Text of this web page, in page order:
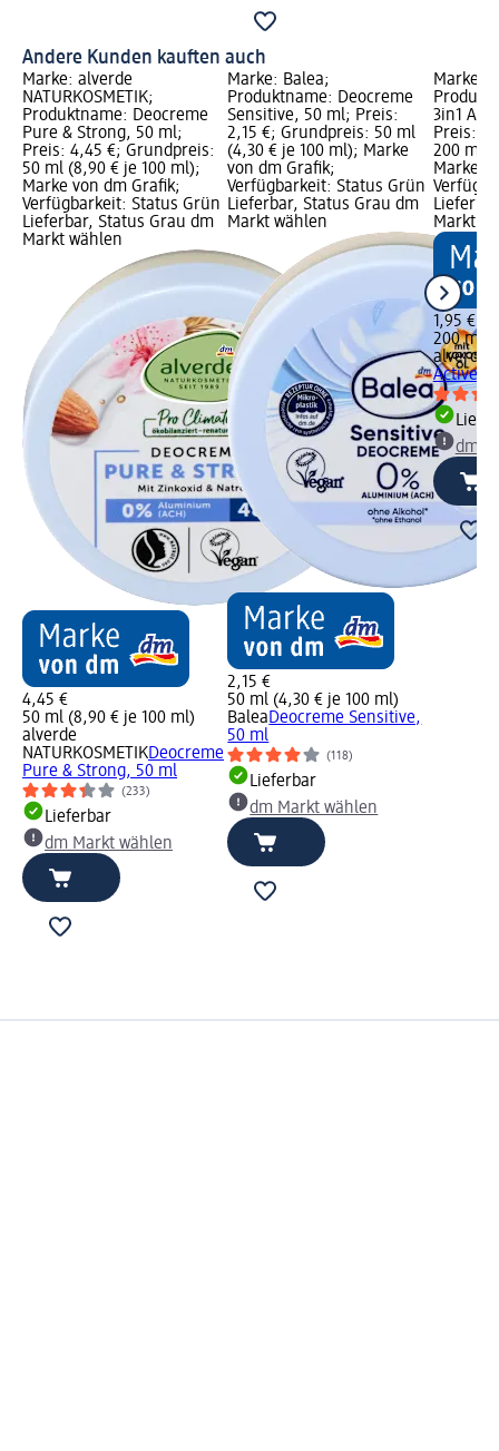
Andere Kunden kauften auch
Marke: alverde
NATURKOSMETIK;
Produktname: Deocreme
Pure & Strong, 50 ml;
Preis: 4,45 €; Grundpreis:
50 ml (8,90 € je 100 ml);
Marke von dm Grafik;
Verfügbarkeit: Status Grün
Lieferbar, Status Grau dm
Markt wählen
4,45 €
50 ml (8,90 € je 100 ml)
alverde
NATURKOSMETIKDeocreme
Pure & Strong, 50 ml
(233)
Lieferbar
dm Markt wählen
Marke: Balea;
Produktname: Deocreme
Sensitive, 50 ml; Preis:
2,15 €; Grundpreis: 50 ml
(4,30 € je 100 ml); Marke
von dm Grafik;
Verfügbarkeit: Status Grün
Lieferbar, Status Grau dm
Markt wählen
2,15 €
50 ml (4,30 € je 100 ml)
BaleaDeocreme Sensitive,
50 ml
(118)
Lieferbar
dm Markt wählen
Marke:
3in1
Preis:
200 ml
Marke
Markt
1,95 €
200 ml
alverde
Active
dm